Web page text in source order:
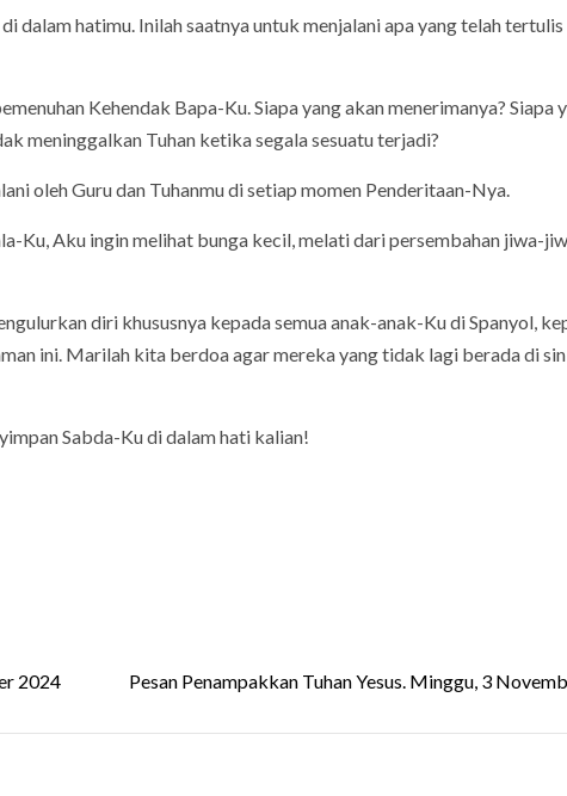
dalam hatimu. Inilah saatnya untuk menjalani apa yang telah
Kehendak Bapa-Ku. Siapa yang akan menerimanya? Siapa
meninggalkan Tuhan ketika segala sesuatu terjadi?
oleh Guru dan Tuhanmu di setiap momen Penderitaan-Nya.
Ku, Aku ingin melihat bunga kecil, melati dari persembahan jiwa-
diri khususnya kepada semua anak-anak-Ku di Spanyol,
ini. Marilah kita berdoa agar mereka yang tidak lagi berada di
Sabda-Ku di dalam hati kalian!
2024
Pesan Penampakkan Tuhan Yesus. Minggu, 3